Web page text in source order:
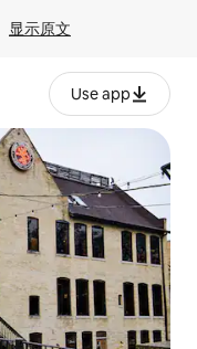
显示原文
Use app